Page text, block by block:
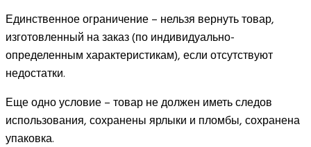
Единственное ограничение – нельзя вернуть товар,
изготовленный на заказ (по индивидуально-
определенным характеристикам), если отсутствуют
недостатки.
Еще одно условие – товар не должен иметь следов
использования, сохранены ярлыки и пломбы, сохранена
упаковка.